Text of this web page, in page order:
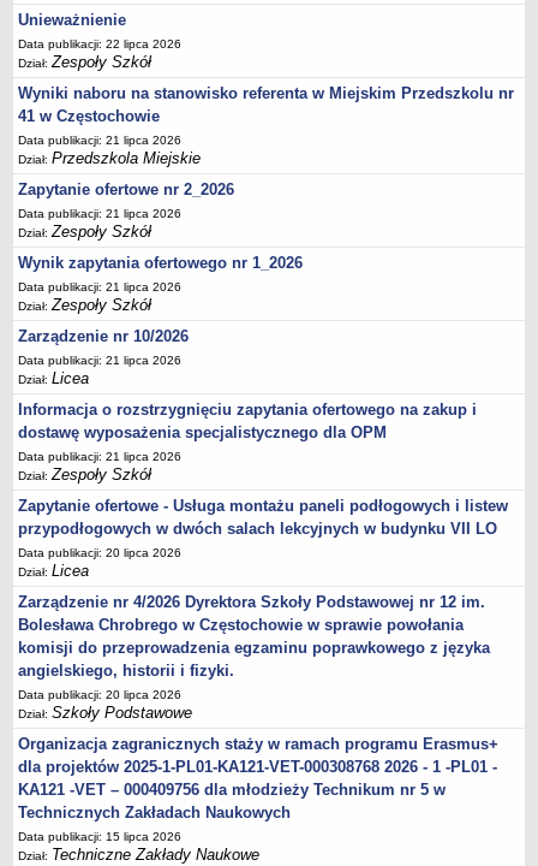
Unieważnienie
Data publikacji: 22 lipca 2026
Dział:Zespoły Szkół
Wyniki naboru na stanowisko referenta w Miejskim Przedszkolu nr
41 w Częstochowie
Data publikacji: 21 lipca 2026
Dział:Przedszkola Miejskie
Zapytanie ofertowe nr 2_2026
Data publikacji: 21 lipca 2026
Dział:Zespoły Szkół
Wynik zapytania ofertowego nr 1_2026
Data publikacji: 21 lipca 2026
Dział:Zespoły Szkół
Zarządzenie nr 10/2026
Data publikacji: 21 lipca 2026
Dział:Licea
Informacja o rozstrzygnięciu zapytania ofertowego na zakup i
dostawę wyposażenia specjalistycznego dla OPM
Data publikacji: 21 lipca 2026
Dział:Zespoły Szkół
Zapytanie ofertowe - Usługa montażu paneli podłogowych i listew
przypodłogowych w dwóch salach lekcyjnych w budynku VII LO
Data publikacji: 20 lipca 2026
Dział:Licea
Zarządzenie nr 4/2026 Dyrektora Szkoły Podstawowej nr 12 im.
Bolesława Chrobrego w Częstochowie w sprawie powołania
komisji do przeprowadzenia egzaminu poprawkowego z języka
angielskiego, historii i fizyki.
Data publikacji: 20 lipca 2026
Dział:Szkoły Podstawowe
Organizacja zagranicznych staży w ramach programu Erasmus+
dla projektów 2025-1-PL01-KA121-VET-000308768 2026 - 1 -PL01 -
KA121 -VET – 000409756 dla młodzieży Technikum nr 5 w
Technicznych Zakładach Naukowych
Data publikacji: 15 lipca 2026
Dział: Techniczne Zakłady Naukowe